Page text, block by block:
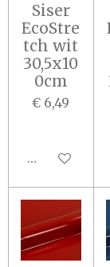
Siser
EcoStre
tch wit
30,5x10
0cm
€ 6,49
Houd mij op